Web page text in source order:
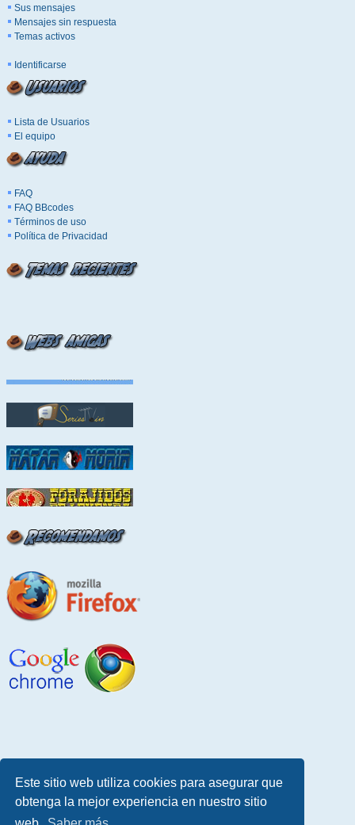
Este sitio web utiliza cookies para asegurar que
obtenga la mejor experiencia en nuestro sitio
Sus mensajes
Mensajes sin respuesta
Temas activos
Identificarse
Lista de Usuarios
El equipo
FAQ
FAQ BBcodes
Términos de uso
Política de Privacidad